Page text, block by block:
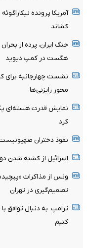
آمریکا پرونده
کشاند
جنگ ایران، پرده از
هگست در کمپ دیوید
نشست چهارجانبه برای
محور رایزنی‌ها
نمایش قدرت هسته‌ای
کرد
نفوذ دختران صهیونیست
اسرائیل از کشته شدن
ونس از مذاکرات
تصمیم‌گیری در تهران
ترامپ: به دنبال توافق
کنیم